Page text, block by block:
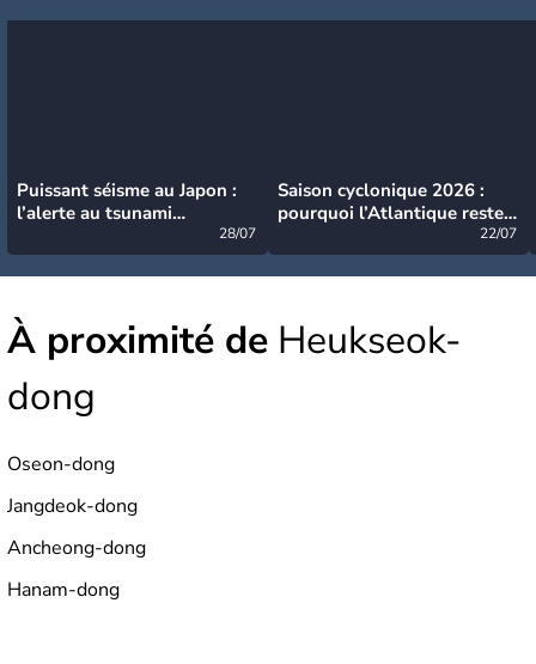
Puissant séisme au Japon :
l’alerte au tsunami
28/07
Saison cyclonique 2026 :
pourquoi l’Atlantique reste
22/07
À proximité de Heukseok-
dong
Oseon-dong
Jangdeok-dong
Ancheong-dong
Hanam-dong